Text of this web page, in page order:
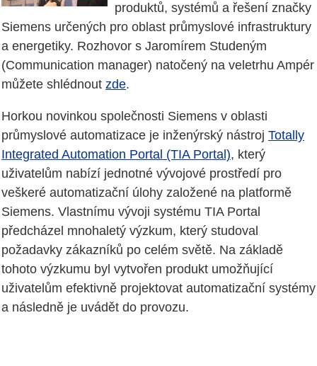
produktů, systémů a řešení značky
Siemens určených pro oblast průmyslové infrastruktury
a energetiky. Rozhovor s Jaromírem Studeným
(Communication manager) natočený na veletrhu Ampér
můžete shlédnout zde.
Horkou novinkou společnosti Siemens v oblasti
průmyslové automatizace je inženýrský nástroj Totally
Integrated Automation Portal (TIA Portal), který
uživatelům nabízí jednotné vývojové prostředí pro
veškeré automatizační úlohy založené na platformě
Siemens. Vlastnímu vývoji systému TIA Portal
předcházel mnohaletý výzkum, který studoval
požadavky zákazníků po celém světě. Na základě
tohoto výzkumu byl vytvořen produkt umožňující
uživatelům efektivně projektovat automatizační systémy
a následně je uvádět do provozu.